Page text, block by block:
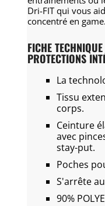
Dri-FIT qui vous
concentré en game.
FICHE
PROTECTIONS
La
Tissu
corps.
Ceinture
avec
stay-put.
Poches
S'arrête
90%